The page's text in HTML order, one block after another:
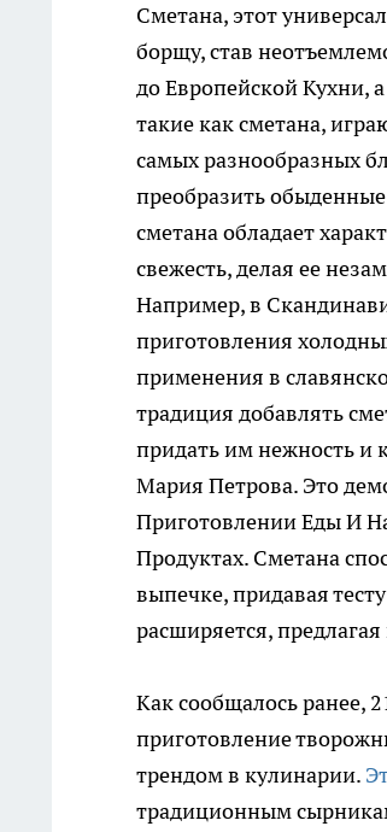
Сметана, этот
борщу, став
до Европейской Кухни,
такие как сметана,
самых разнообразных
преобразить
сметана обладает
свежесть, делая ее
Например, в
приготовления
применения в
традиция добавлять
придать им нежность и
Мария Петрова. Это
Приготовлении Еды И
Продуктах. Сметана
выпечке, придавая
расширяется,
Как сообщалось ранее,
приготовление
трендом в кулинарии.
традиционным